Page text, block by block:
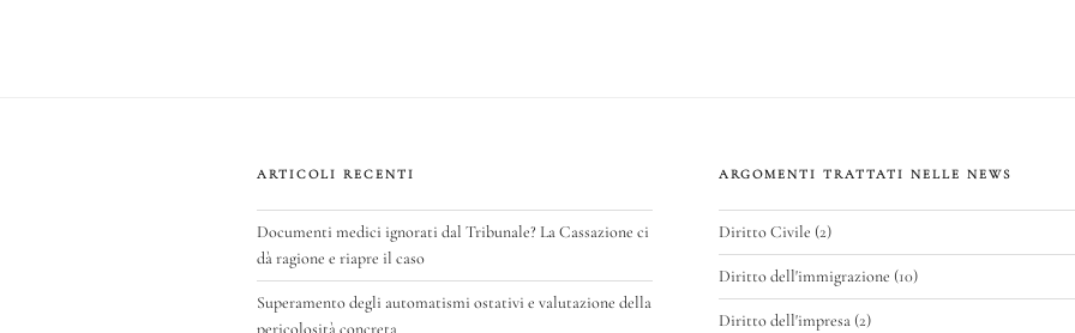
ARTICOLI RECENTI
Documenti medici ignorati dal Tribunale? La Cassazione ci
dà ragione e riapre il caso
Superamento degli automatismi ostativi e valutazione della
pericolosità concreta
ARGOMENTI TRATTATI NELLE NEWS
Diritto Civile (2)
Diritto dell'immigrazione (10)
Diritto dell'impresa(2)